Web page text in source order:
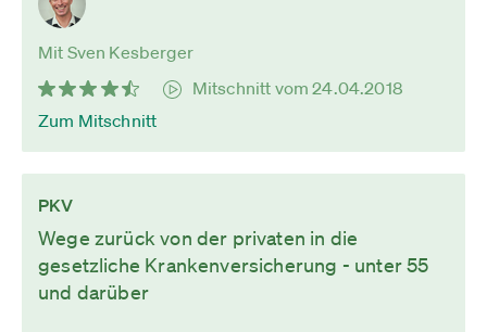
Mit Sven Kesberger
Mitschnitt vom 24.04.2018
Zum Mitschnitt
PKV
Wege zurück von der privaten in die
gesetzliche Krankenversicherung - unter 55
und darüber